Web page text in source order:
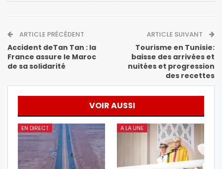
ARTICLE PRÉCÉDENT
Accident deTan Tan : la
France assure le Maroc
de sa solidarité
ARTICLE SUIVANT
Tourisme en Tunisie:
baisse des arrivées et
nuitées et progression
des recettes
VOIR AUSSI
EN DIRECT A LA UNE